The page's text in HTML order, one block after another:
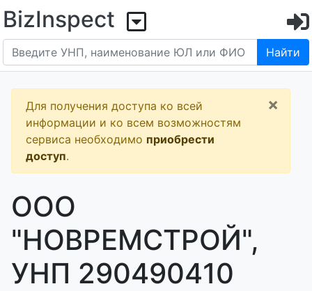
BizInspect
Найти
Для получения доступа ко всей
информации и ко всем возможностям
сервиса необходимо приобрести
доступ.
×
ООО
"НОВРЕМСТРОЙ",
УНП 290490410